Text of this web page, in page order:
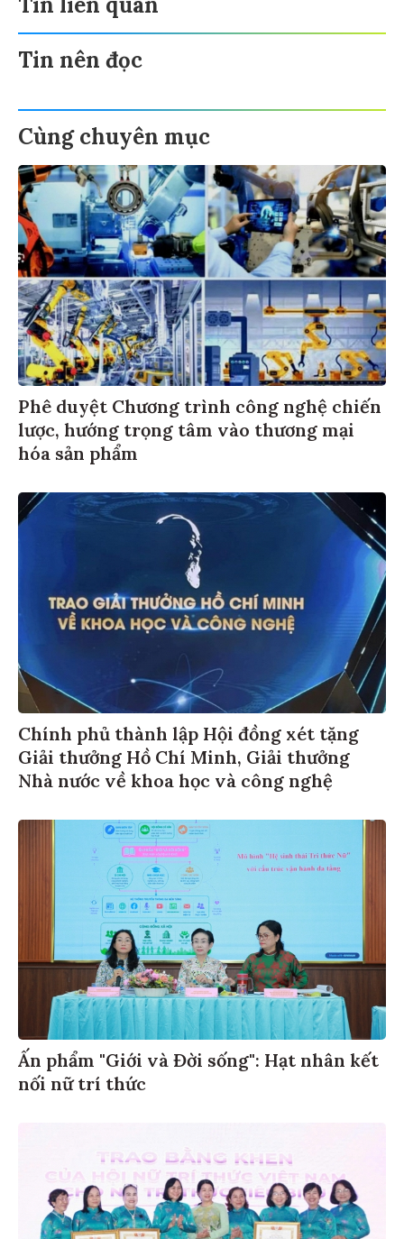
Tin nên đọc
Cùng chuyên mục
Phê duyệt Chương trình công nghệ chiến
lược, hướng trọng tâm vào thương mại
hóa sản phẩm
Chính phủ thành lập Hội đồng xét tặng
Giải thưởng Hồ Chí Minh, Giải thưởng
Nhà nước về khoa học và công nghệ
Ấn phẩm "Giới và Đời sống": Hạt nhân kết
nối nữ trí thức